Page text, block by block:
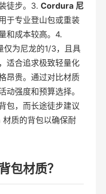
徒步。3. Cordura 尼
于专业登山包或重装
和成本较高。4.
仅为尼龙的1/3，且具
适合追求极致轻量化
昂贵。通过对比材质
动强度和预算选择。
包，而长途徒步建议
质的背包以确保耐
包材质？